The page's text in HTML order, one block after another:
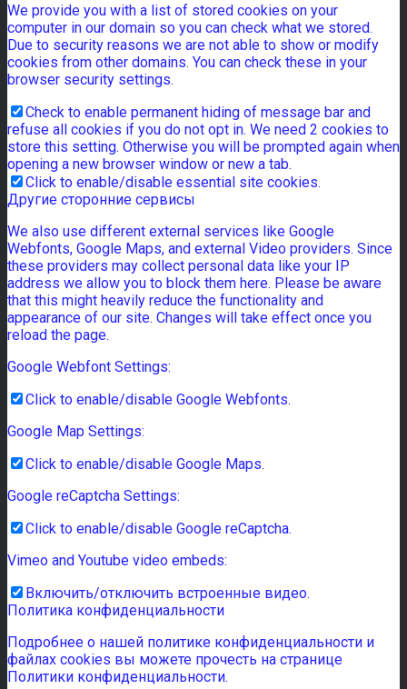
We provide you with a list of stored cookies on your
computer in our domain so you can check what we stored.
Due to security reasons we are not able to show or modify
cookies from other domains. You can check these in your
browser security settings.
Check to enable permanent hiding of message bar and
refuse all cookies if you do not opt in. We need 2 cookies to
store this setting. Otherwise you will be prompted again when
opening a new browser window or new a tab.
Click to enable/disable essential site cookies.
Другие сторонние сервисы
We also use different external services like Google
Webfonts, Google Maps, and external Video providers. Since
these providers may collect personal data like your IP
address we allow you to block them here. Please be aware
that this might heavily reduce the functionality and
appearance of our site. Changes will take effect once you
reload the page.
Google Webfont Settings:
Click to enable/disable Google Webfonts.
Google Map Settings:
Click to enable/disable Google Maps.
Google reCaptcha Settings:
Click to enable/disable Google reCaptcha.
Vimeo and Youtube video embeds:
Включить/отключить встроенные видео.
Политика конфиденциальности
Подробнее о нашей политике конфиденциальности и
файлах cookies вы можете прочесть на странице
Политики конфиденциальности.